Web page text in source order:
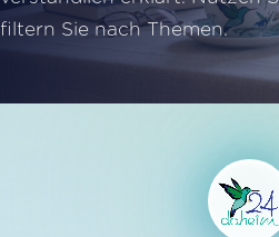
filtern Sie nach Themen.